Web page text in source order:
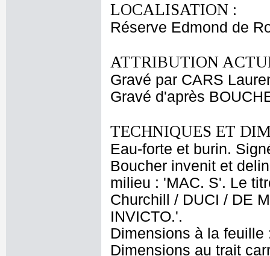
LOCALISATION :
Réserve Edmond de
ATTRIBUTION
Gravé par CARS
Gravé d'après
TECHNIQUES ET
Eau-forte et burin.
Boucher invenit et
milieu : 'MAC. S'. Le
Churchill / DUCI / DE
INVICTO.'.
Dimensions à la
Dimensions au trait